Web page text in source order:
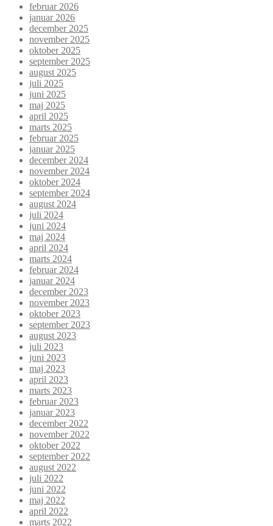
februar 2026
januar 2026
december 2025
november 2025
oktober 2025
september 2025
august 2025
juli 2025
juni 2025
maj 2025
april 2025
marts 2025
februar 2025
januar 2025
december 2024
november 2024
oktober 2024
september 2024
august 2024
juli 2024
juni 2024
maj 2024
april 2024
marts 2024
februar 2024
januar 2024
december 2023
november 2023
oktober 2023
september 2023
august 2023
juli 2023
juni 2023
maj 2023
april 2023
marts 2023
februar 2023
januar 2023
december 2022
november 2022
oktober 2022
september 2022
august 2022
juli 2022
juni 2022
maj 2022
april 2022
marts 2022